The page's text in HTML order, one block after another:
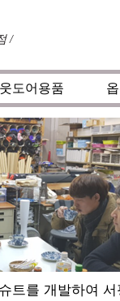
/
도어용품
트를 개발하여